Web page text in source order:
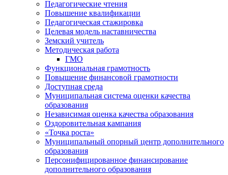
Педагогические чтения
Повышение квалификации
Педагогическая стажировка
Целевая модель наставничества
Земский учитель
Методическая работа
ГМО
Функциональная грамотность
Повышение финансовой грамотности
Доступная среда
Муниципальная система оценки качества
образования
Независимая оценка качества образования
Оздоровительная кампания
«Точка роста»
Муниципальный опорный центр дополнительного
образования
Персонифицированное финансирование
дополнительного образования